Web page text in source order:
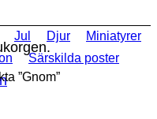
Jul Djur
Miniatyrer
Särskilda poster
”Gnom”